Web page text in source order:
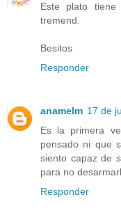
Este plato
tremend.
Besitos
Responder
anamelm 17 de
Es la primera
pensado ni que
siento capaz de
para no
Responder